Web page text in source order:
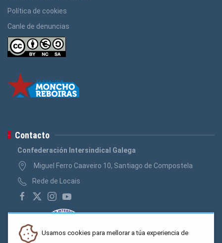
Política de cookies
Canle de denuncias
Contacto
Confederación Intersindical Galega
Miguel Ferro Caaveiro 10, Santiago de Compostela
Rede de Locais
Usamos cookies para mellorar a túa experiencia de